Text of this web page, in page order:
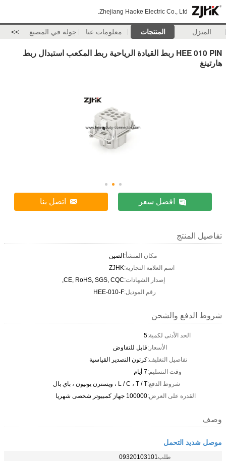
Zhejiang Haoke Electric Co., Ltd.
المنزل المنتجات معلومات عنا جولة في المصنع >>
HEE 010 PIN ربط القيادة الرياحية ربط المكعب استبدال ربط
هارتينغ
افضل سعر اتصل بنا
تفاصيل المنتج
مكان المنشأ:الصين
اسم العلامة التجارية:ZJHK
إصدار الشهادات:CE, RoHS, SGS, CQC,
رقم الموديل:HEE-010-F
شروط الدفع والشحن
الحد الأدنى لكمية:5
الأسعار:قابل للتفاوض
تفاصيل التغليف:كرتون التصدير القياسية
وقت التسليم:7 أيام
شروط الدفع:L / C ، T / T ، ويسترن يونيون ، باي بال
القدرة على العرض:100000 جهاز كمبيوتر شخصى شهريا
وصف
موصل شديد التحمل
طلب09320103101